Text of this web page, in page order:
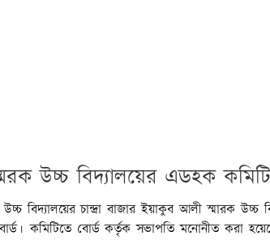
উচ্চ বিদ্যালয়ের এডহক
বিদ্যালয়ের চান্দ্রা বাজার ইয়াকুব আলী স্মারক উচ্চ
কমিটিতে বোর্ড কর্তৃক সভাপতি মনোনীত করা